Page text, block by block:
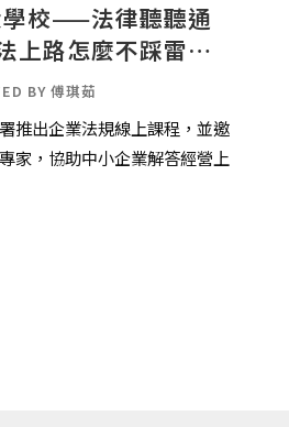
校——法律聽聽通
上路怎麼不踩雷？
的實戰攻略 上架了
BY 傅琪茹
推出企業法規線上課程，並邀
家，協助中小企業解答經營上